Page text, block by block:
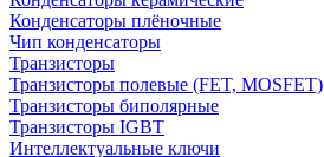
Конденсаторы плёночные
Чип конденсаторы
Транзисторы
Транзисторы полевые (FET, MOSFET)
Транзисторы биполярные
Транзисторы IGBT
Интеллектуальные ключи